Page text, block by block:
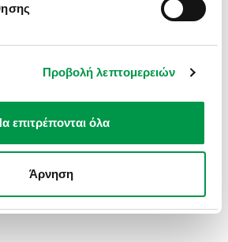
Προβολή λεπτομερειών
επιτρέπονται όλα
Άρνηση